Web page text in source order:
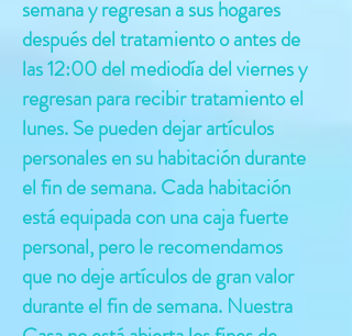
semana y regresan a sus hogares
después del tratamiento o antes de
las 12:00 del mediodía del viernes y
regresan para recibir tratamiento el
lunes. Se pueden dejar artículos
personales en su habitación durante
el fin de semana. Cada habitación
está equipada con una caja fuerte
personal, pero le recomendamos
que no deje artículos de gran valor
durante el fin de semana. Nuestra